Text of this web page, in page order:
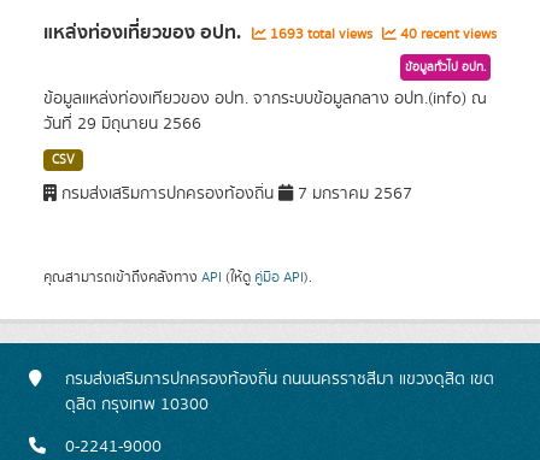
แหล่งท่องเที่ยวของ อปท. 1693 total views 40 recent views
ข้อมูลทั่วไป อปท.
ข้อมูลแหล่งท่องเทียวของ อปท. จากระบบข้อมูลกลาง อปท.(info) ณ
วันที่ 29 มิถุนายน 2566
CSV
กรมส่งเสริมการปกครองท้องถิ่น 7 มกราคม 2567
คุณสามารถเข้าถึงคลังทาง API (ให้ดู คู่มือ API).
กรมส่งเสริมการปกครองท้องถิ่น ถนนนครราชสีมา แขวงดุสิต เขต
ดุสิต กรุงเทพ 10300
0-2241-9000